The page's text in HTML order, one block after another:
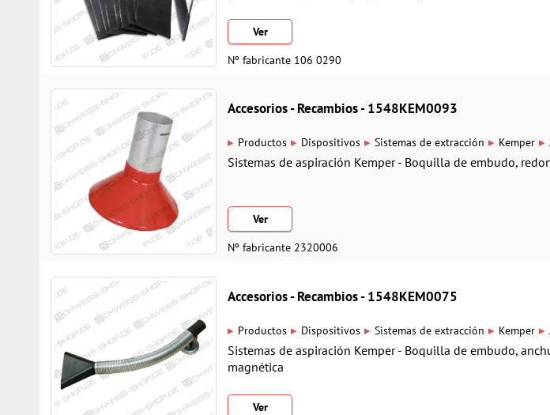
Ver
Nº fabricante 106 0290
Accesorios - Recambios - 1548KEM0093
▸ Productos ▸ Dispositivos ▸ Sistemas de extracción ▸ Kemper ▸
Sistemas de aspiración Kemper - Boquilla de embudo,
Ver
Nº fabricante 2320006
Accesorios - Recambios - 1548KEM0075
▸ Productos ▸ Dispositivos ▸ Sistemas de extracción ▸ Kemper ▸
Sistemas de aspiración Kemper - Boquilla de embudo,
magnética
Ver